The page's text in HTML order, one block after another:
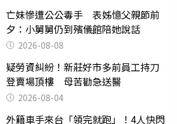
亡妹慘遭公公毒手 表姊憶父親節前
夕：小舅舅仍到殯儀館陪她說話
2026-08-08
疑勞資糾紛！新莊好市多前員工持刀
登賣場頂樓 母苦勸急送醫
2026-08-04
外籍車手來台「領完就跑」！4人快閃